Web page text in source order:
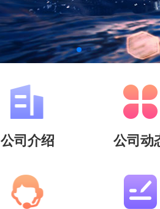
公司介绍 公司动